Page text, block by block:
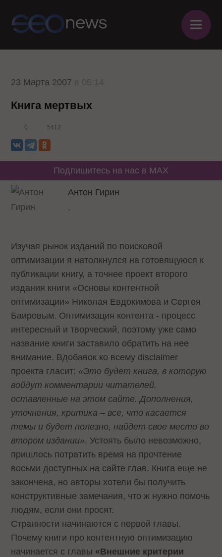
≡
23 Марта 2007
Книга мертвых
0 5412
Подпишитесь на нас в MAX
Антон Гирин
,
Изучая рынок изданий по поисковой
оптимизации я натолкнулся на готовящуюся к
публикации книгу, а точнее проект второго
издания книги «Основы контентной
оптимизации» Николая Евдокимова и Сергея
Баировым. Оптимизация контента - процесс
интересный и творческий, поэтому уже само
название книги заставило обратить на нее
внимание. Вдобавок ко всему disclaimer
проекта гласит: «Это будет книга, в которую
войдут комментарии читателей,
оставленные на этом сайте. Дополнения,
уточнения, критика – все, что касается
темы и будет полезно, найдет свое место во
втором издании». Устоять было невозможно,
пришлось потратить время на прочтение
восьми доступных на сайте глав. Книга еще не
закончена, но авторы хотели бы получить
конструктивные замечания, что ж нужно помочь
людям, если они просят.
Странности начинаются с первой главы.
Почему книги про контентную оптимизацию
начинается с главы «Внешние критерии